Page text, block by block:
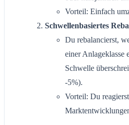
Vorteil: Einfach
Schwellenbasiertes
Du rebalancierst,
einer Anlageklasse
Schwelle
-5%).
Vorteil: Du